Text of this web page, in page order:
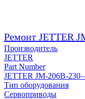
Ремонт JETTER
Производитель
JETTER
Part Number
JETTER JM-206B-
Тип оборудования
Сервоприводы